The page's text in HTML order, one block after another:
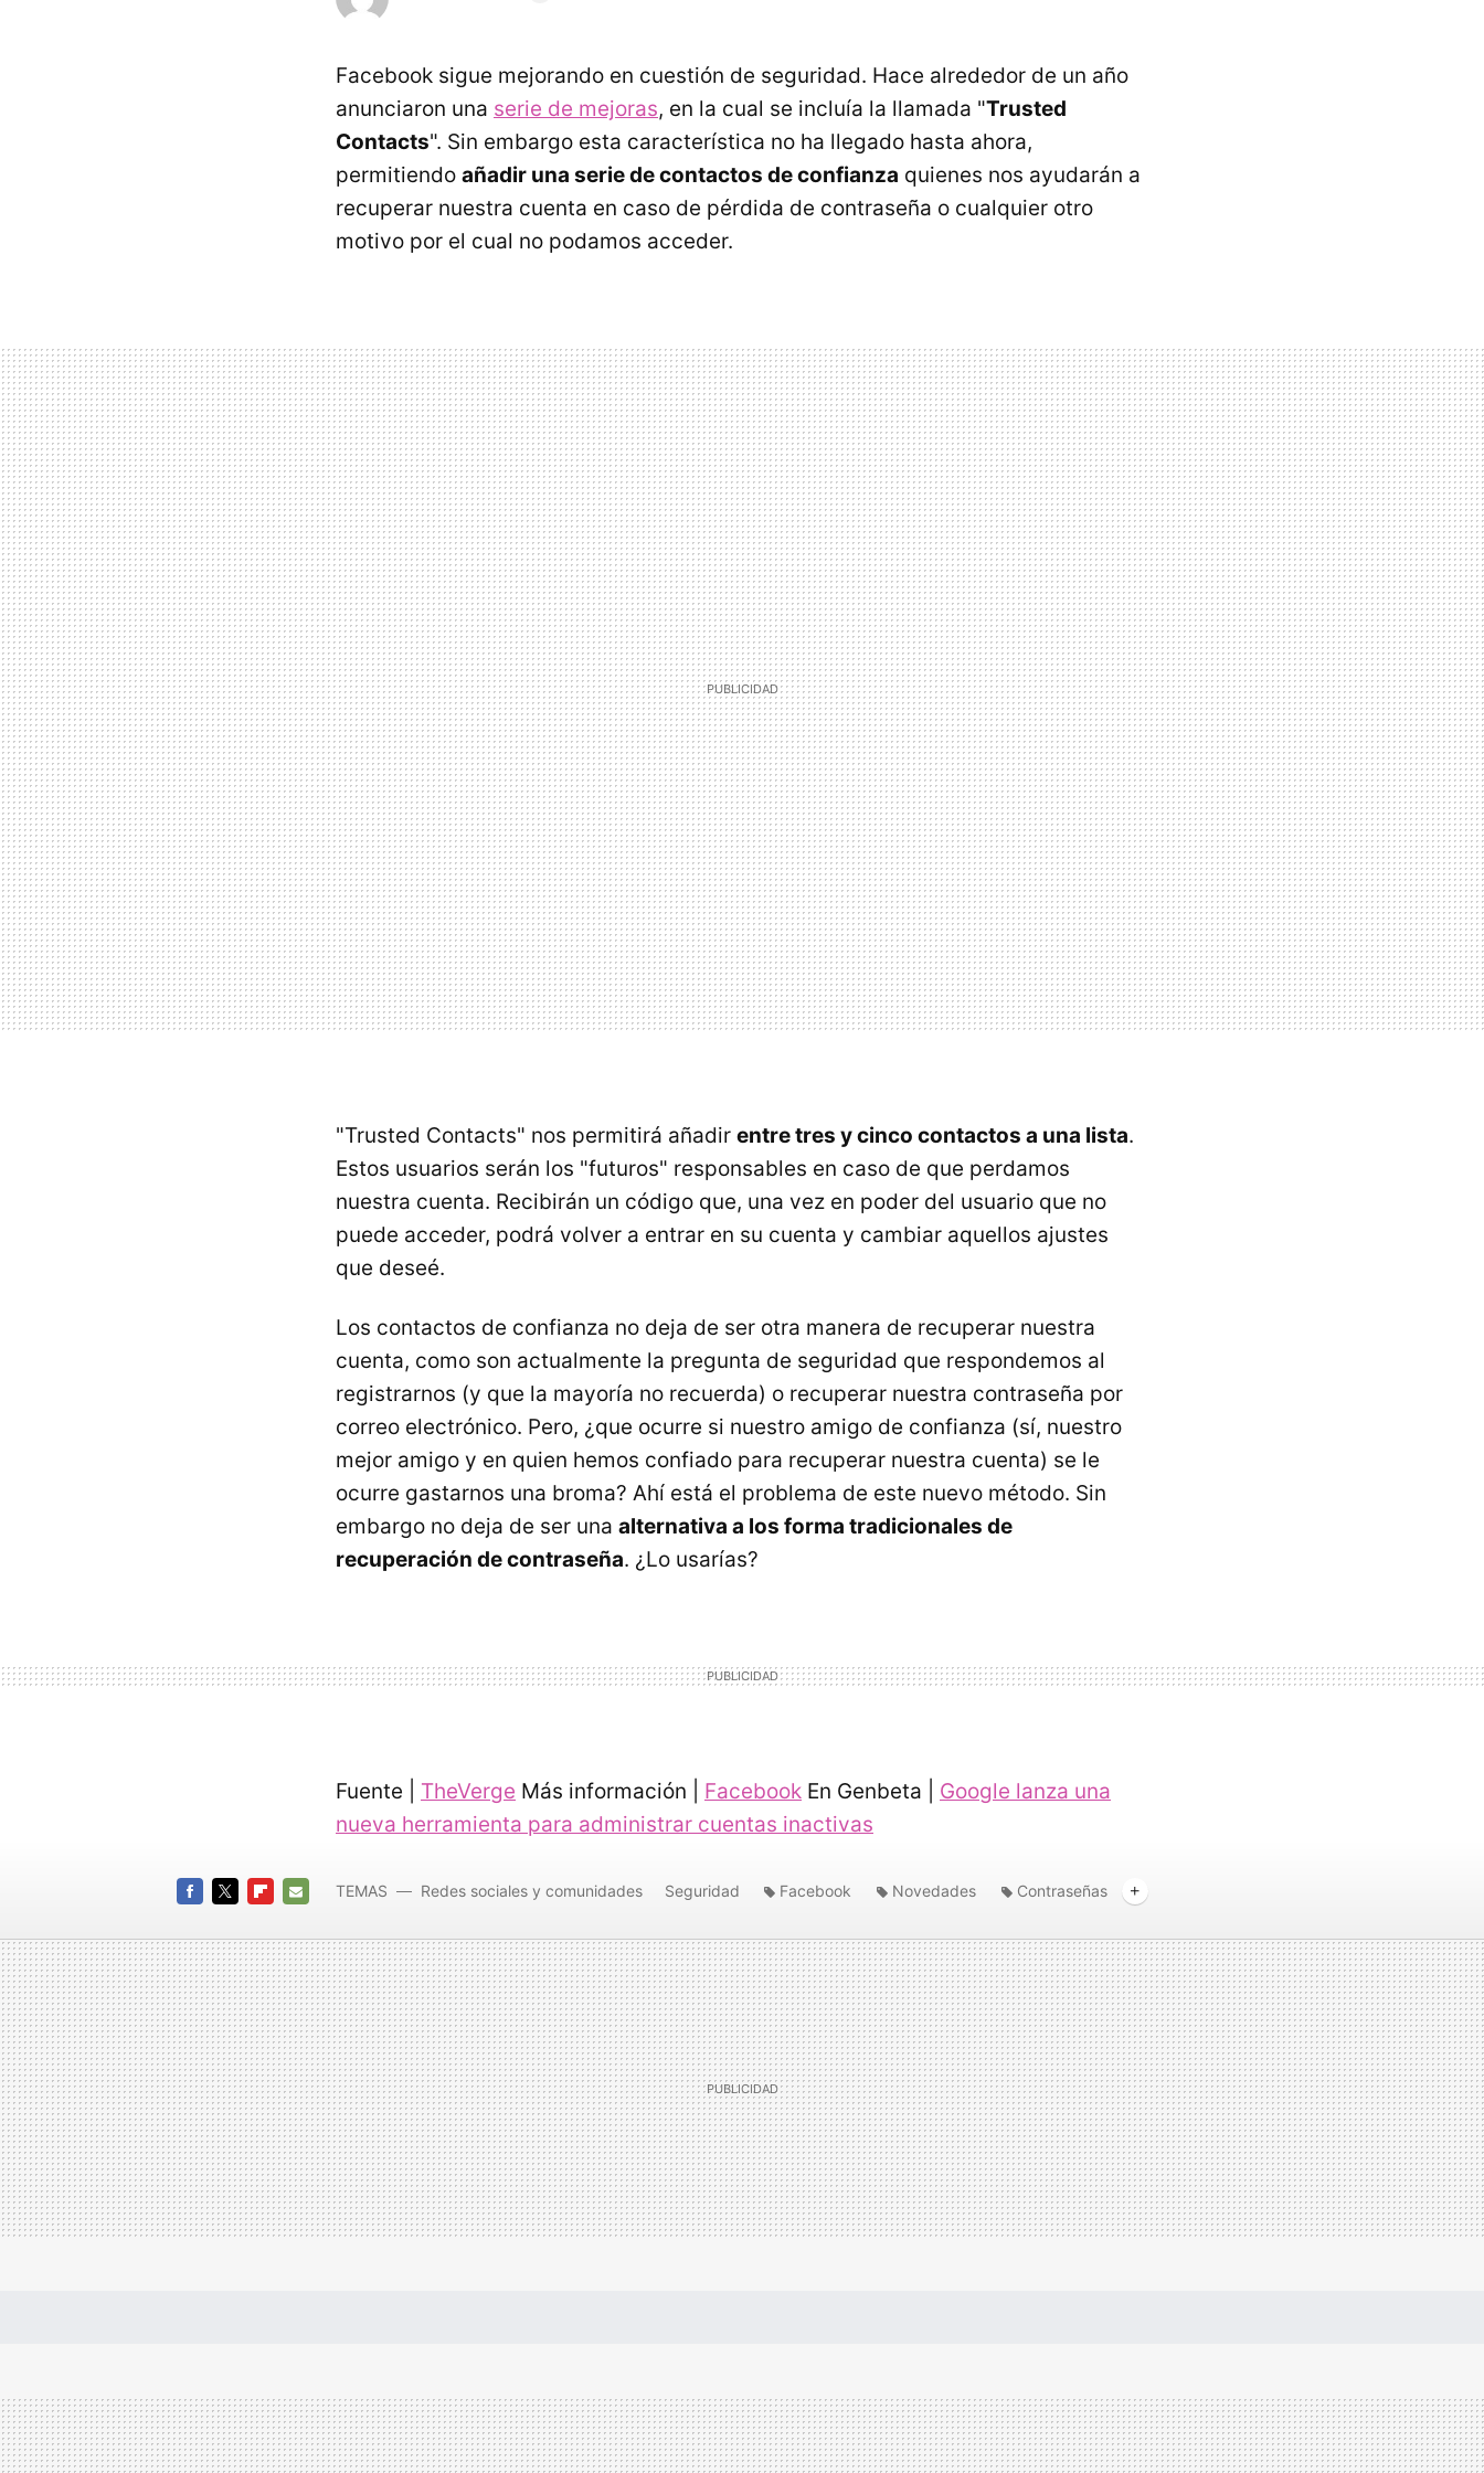
Facebook sigue mejorando en cuestión de seguridad. Hace alrededor de un año
anunciaron una serie de mejoras, en la cual se incluía la llamada "Trusted
Contacts". Sin embargo esta característica no ha llegado hasta ahora,
permitiendo añadir una serie de contactos de confianza quienes nos ayudarán a
recuperar nuestra cuenta en caso de pérdida de contraseña o cualquier otro
motivo por el cual no podamos acceder.
"Trusted Contacts" nos permitirá añadir entre tres y cinco contactos a una lista.
Estos usuarios serán los "futuros" responsables en caso de que perdamos
nuestra cuenta. Recibirán un código que, una vez en poder del usuario que no
puede acceder, podrá volver a entrar en su cuenta y cambiar aquellos ajustes
que deseé.
Los contactos de confianza no deja de ser otra manera de recuperar nuestra
cuenta, como son actualmente la pregunta de seguridad que respondemos al
registrarnos (y que la mayoría no recuerda) o recuperar nuestra contraseña por
correo electrónico. Pero, ¿que ocurre si nuestro amigo de confianza (sí, nuestro
mejor amigo y en quien hemos confiado para recuperar nuestra cuenta) se le
ocurre gastarnos una broma? Ahí está el problema de este nuevo método. Sin
embargo no deja de ser una alternativa a los forma tradicionales de
recuperación de contraseña. ¿Lo usarías?
Fuente | TheVerge Más información | Facebook En Genbeta | Google lanza una
nueva herramienta para administrar cuentas inactivas
MAIL
TEMAS Redes sociales y comunidades Seguridad Facebook Novedades
Contraseñas